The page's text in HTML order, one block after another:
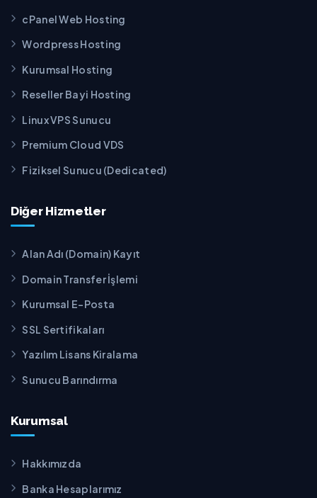
cPanel Web Hosting
Wordpress Hosting
Kurumsal Hosting
Reseller Bayi Hosting
Linux VPS Sunucu
Premium Cloud VDS
Fiziksel Sunucu (Dedicated)
Diğer Hizmetler
Alan Adı (Domain) Kayıt
Domain Transfer İşlemi
Kurumsal E-Posta
SSL Sertifikaları
Yazılım Lisans Kiralama
Sunucu Barındırma
Kurumsal
Hakkımızda
Banka Hesaplarımız